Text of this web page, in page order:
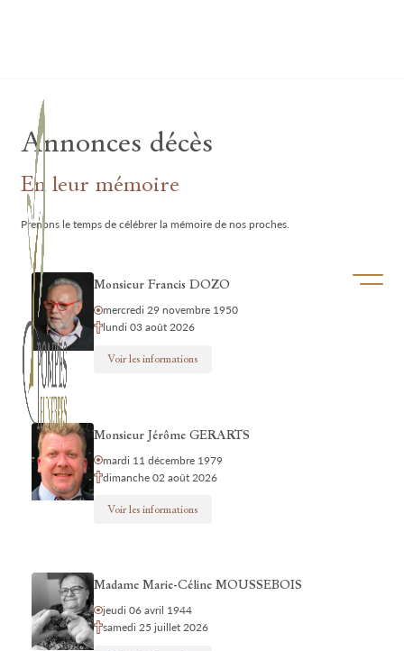
Ouvrir/
Annonces décès
En leur mémoire
Prenons le temps de célébrer la mémoire de nos proches.
Monsieur Francis DOZO
mercredi 29 novembre 1950
lundi 03 août 2026
Voir les informations
Monsieur Jérôme GERARTS
mardi 11 décembre 1979
dimanche 02 août 2026
Voir les informations
Madame Marie-Céline MOUSSEBOIS
jeudi 06 avril 1944
samedi 25 juillet 2026